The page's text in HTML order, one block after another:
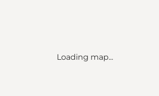
Loading map...